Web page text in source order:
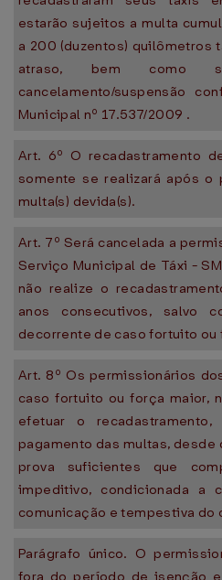
estarão sujeitos a multa
a 200 (duzentos) quilômetros
atraso, bem como
cancelamento/suspensão
Municipal nº 17.537/2009 .
Art. 6º O recadastramento
somente se realizará após o
multa(s) devida(s).
Art. 7º Será cancelada a
Serviço Municipal de Táxi -
não realize o
anos consecutivos, salvo
decorrente de caso fortuito ou
Art. 8º Os permissionários
caso fortuito ou força maior,
efetuar o
pagamento das multas,
prova suficientes que
impeditivo, condicionada a
comunicação e tempestiva do
Parágrafo único. O
fora do período de isenção